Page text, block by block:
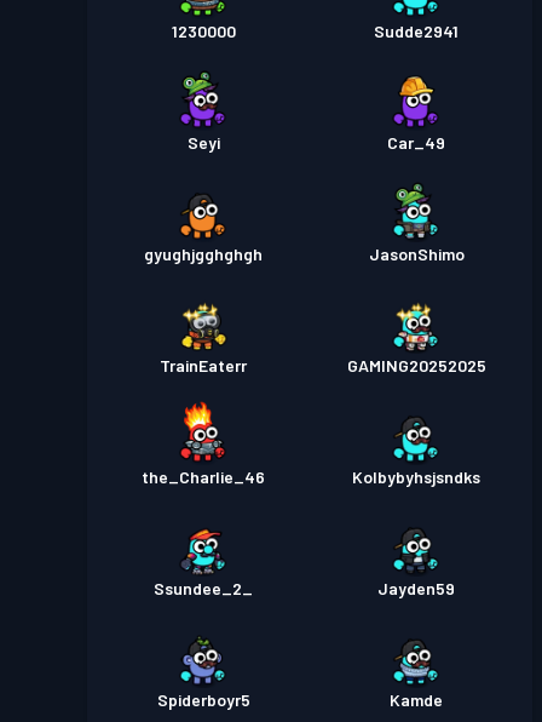
1230000 Sudde2941
Seyi Car_49
gyughjgghghgh JasonShimo
TrainEaterr GAMING20252025
the_Charlie_46 Kolbybyhsjsndks
Ssundee_2_ Jayden59
Spiderboyr5 Kamde